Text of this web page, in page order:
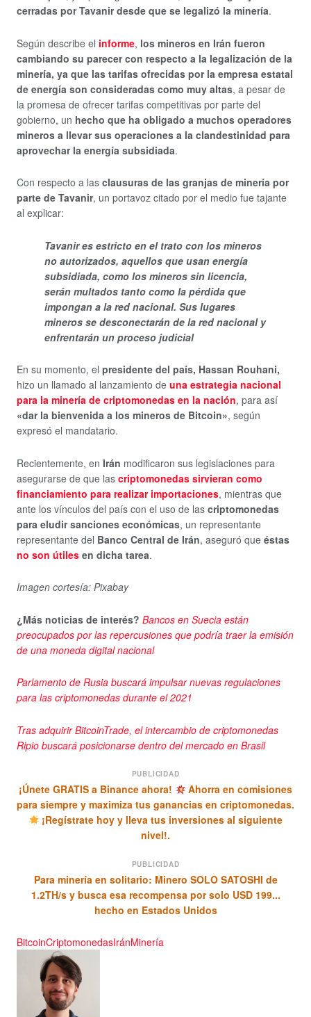
cerradas por Tavanir desde que se legalizó la minería.
Según describe el informe, los mineros en Irán fueron
cambiando su parecer con respecto a la legalización de la
minería, ya que las tarifas ofrecidas por la empresa estatal
de energía son consideradas como muy altas, a pesar de
la promesa de ofrecer tarifas competitivas por parte del
gobierno, un hecho que ha obligado a muchos operadores
mineros a llevar sus operaciones a la clandestinidad para
aprovechar la energía subsidiada.
Con respecto a las clausuras de las granjas de minería por
parte de Tavanir, un portavoz citado por el medio fue tajante
al explicar:
Tavanir es estricto en el trato con los mineros
no autorizados, aquellos que usan energía
subsidiada, como los mineros sin licencia,
serán multados tanto como la pérdida que
impongan a la red nacional. Sus lugares
mineros se desconectarán de la red nacional y
enfrentarán un proceso judicial
En su momento, el presidente del país, Hassan Rouhani,
hizo un llamado al lanzamiento de una estrategia nacional
para la minería de criptomonedas en la nación, para así
«dar la bienvenida a los mineros de Bitcoin», según
expresó el mandatario.
Recientemente, en Irán modificaron sus legislaciones para
asegurarse de que las criptomonedas sirvieran como
financiamiento para realizar importaciones, mientras que
ante los vínculos del país con el uso de las criptomonedas
para eludir sanciones económicas, un representante
representante del Banco Central de Irán, aseguró que éstas
no son útiles en dicha tarea.
Imagen cortesía: Pixabay
¿Más noticias de interés? Bancos en Suecia están
preocupados por las repercusiones que podría traer la emisión
de una moneda digital nacional
Parlamento de Rusia buscará impulsar nuevas regulaciones
para las criptomonedas durante el 2021
Tras adquirir BitcoinTrade, el intercambio de criptomonedas
Ripio buscará posicionarse dentro del mercado en Brasil
PUBLICIDAD
¡Únete GRATIS a Binance ahora!
Ahorra en comisiones
para siempre y maximiza tus ganancias en criptomonedas.
¡Regístrate hoy y lleva tus inversiones al siguiente
nivel!.
PUBLICIDAD
Para minería en solitario: Minero SOLO SATOSHI de
1.2TH/s y busca esa recompensa por solo USD 199...
hecho en Estados Unidos
BitcoinCriptomonedasIránMinería